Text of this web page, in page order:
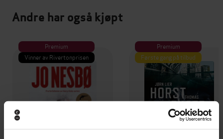
Andre har også kjøpt
Premium
Vinner av Rivertonprisen
Premium
Første gang på tilbud